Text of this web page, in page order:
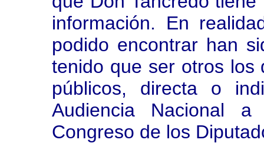
información. En
podido encontrar han
tenido que ser otros los
públicos, directa o
Audiencia Nacional
Congreso de los